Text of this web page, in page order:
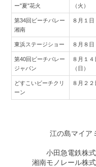
ー"夏"花火
（火）
第34回ビーチバレー
湘南
８月１日
東浜ステージショー ８月８日
第40回ビーチバレー
ジャパン
８月１
（日）
どすこいビーチクリ
ーン
８月２２
江の島マイア
小田急電鉄株
湘南モノレール株